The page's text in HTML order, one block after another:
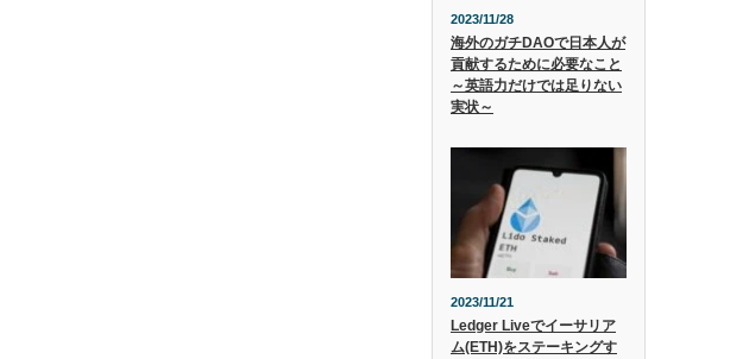
2023/11/28
海外のガチDAOで日本人が
貢献するために必要なこと
～英語力だけでは足りない
実状～
2023/11/21
Ledger Liveでイーサリア
ム(ETH)をステーキングす